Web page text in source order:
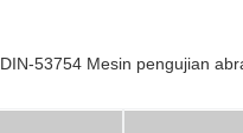
DIN-53754 Mesin pengujian